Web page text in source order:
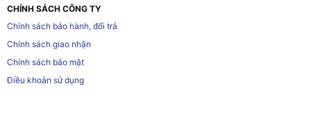
CHÍNH SÁCH CÔNG TY
Chính sách bảo hành, đổi trả
Chính sách giao nhận
Chính sách bảo mật
Điều khoản sử dụng